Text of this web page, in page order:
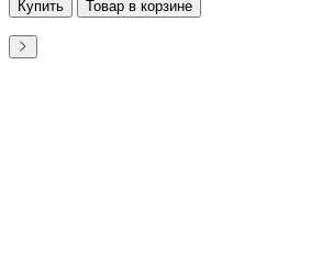
Купить Товар в корзине